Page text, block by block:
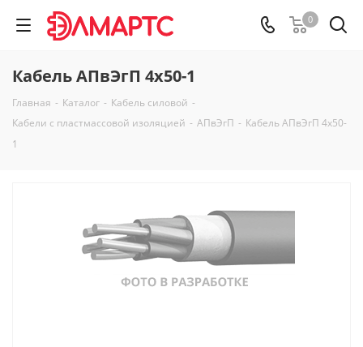
0
Кабель АПвЭгП 4х50-1
Главная - Каталог - Кабель силовой -
Кабели с пластмассовой изоляцией - АПвЭгП - Кабель АПвЭгП 4х50-
1